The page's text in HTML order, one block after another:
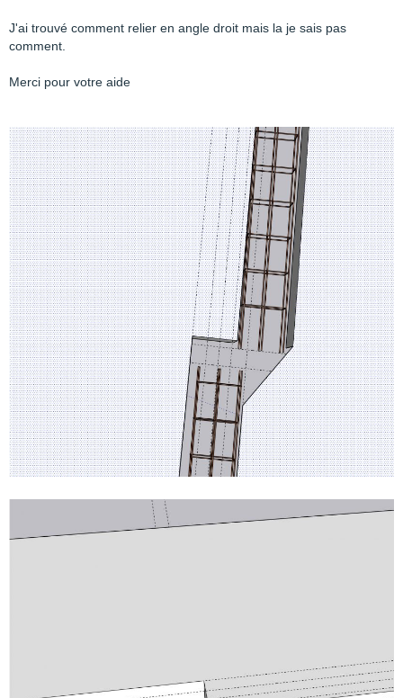
J'ai trouvé comment relier en angle droit mais la je sais pas
comment.
Merci pour votre aide